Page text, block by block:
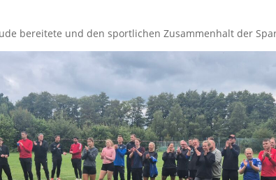
bereitete und den sportlichen Zusammenhalt der